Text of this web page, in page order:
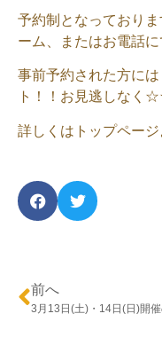
予約制となっており
ーム、またはお電話に
事前予約された方に
ト！！お見逃しなく
詳しくはトップペー
前へ